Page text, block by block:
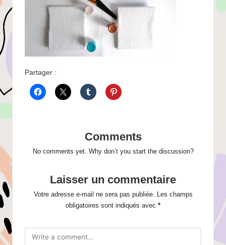
Partager :
Comments
No comments yet. Why don’t you start the discussion?
Laisser un commentaire
Votre adresse e-mail ne sera pas publiée.
Les champs
obligatoires sont indiqués avec *